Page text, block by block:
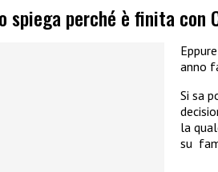
spiega perché è finita con
anno
Si sa
la
su